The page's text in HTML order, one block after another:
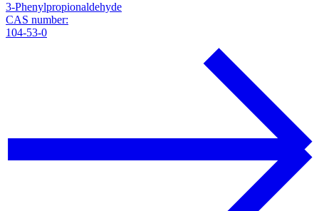
3-Phenylpropionaldehyde
CAS number:
104-53-0